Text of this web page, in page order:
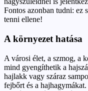
Fontos azonban tudni: ez
tenni ellene!
A környezet hatása
A városi élet, a szmog, a
mind gyengíthetik a
hajlakk vagy száraz
fejbőrt és a